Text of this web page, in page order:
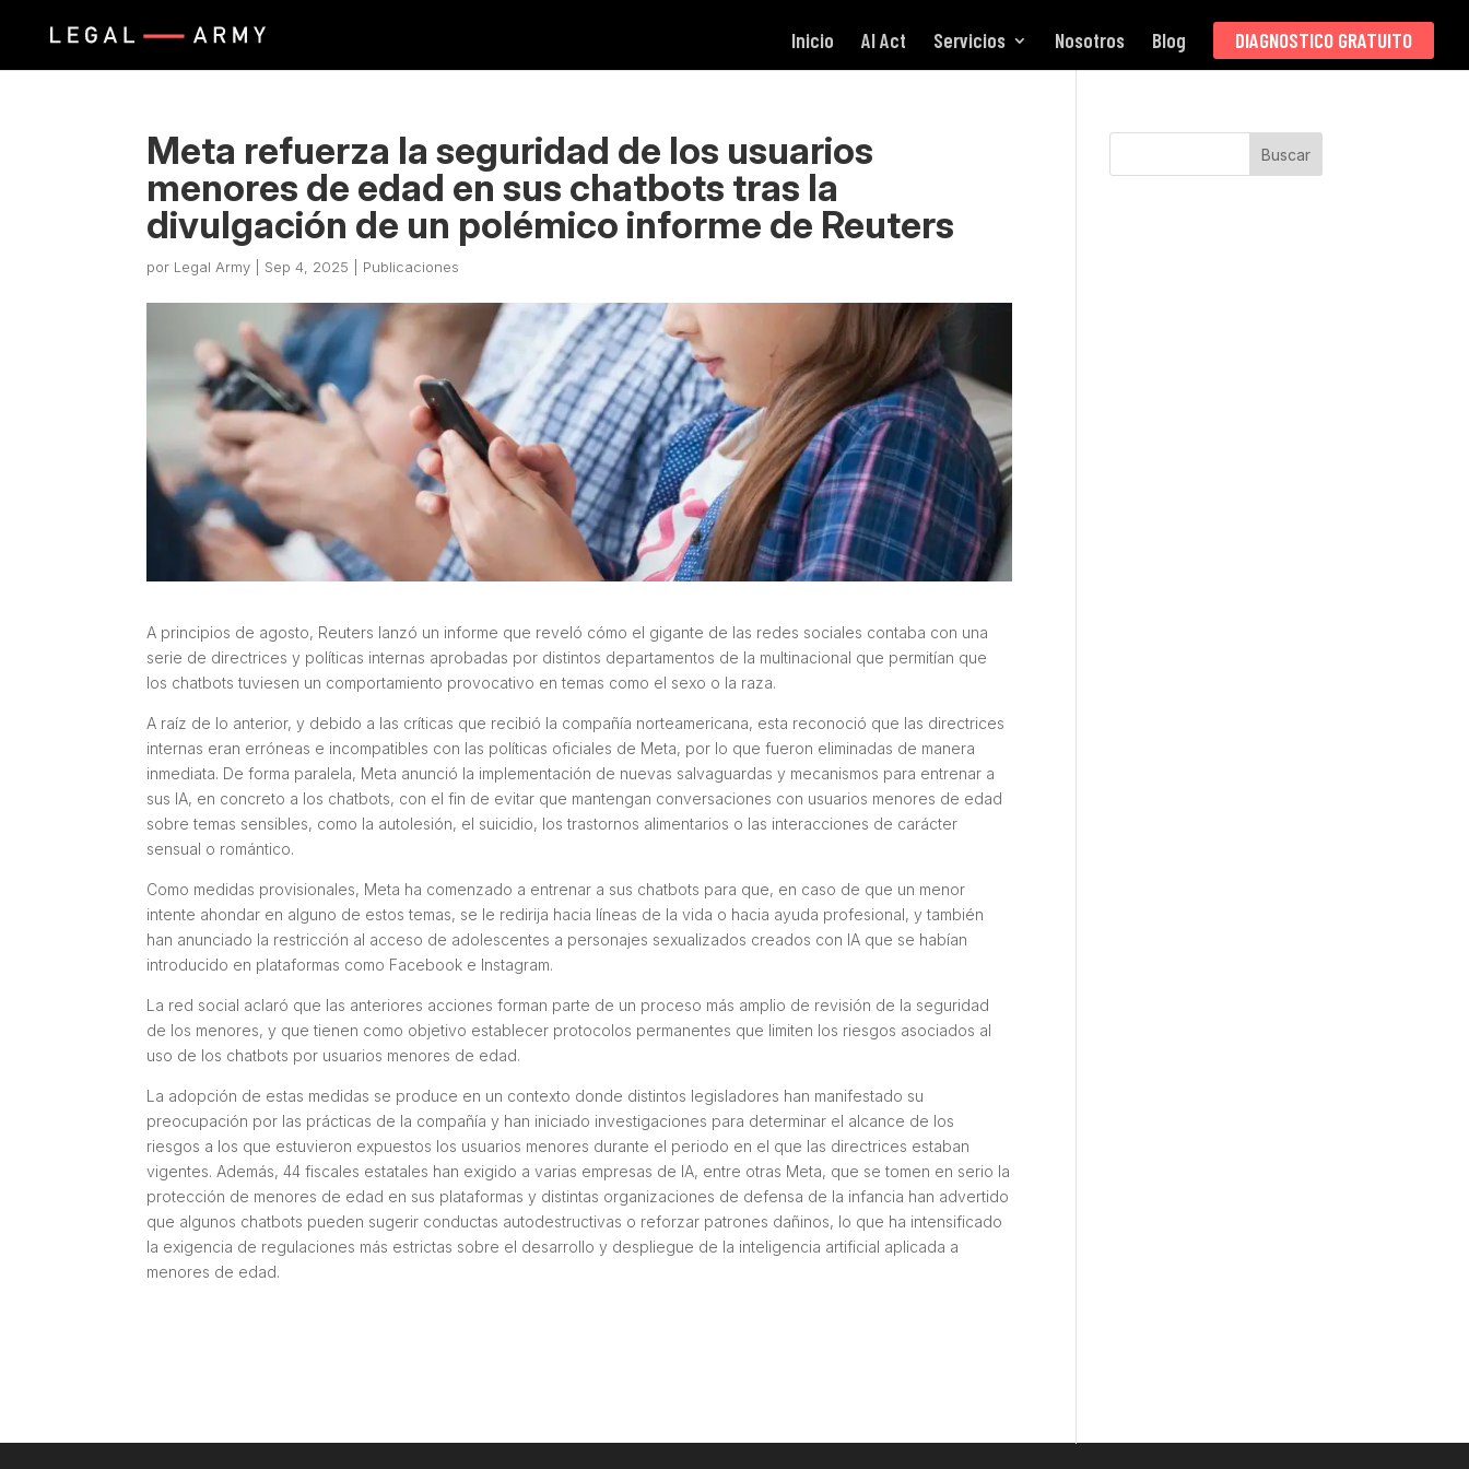
Inicio AI Act Servicios Nosotros Blog DIAGNOSTICO GRATUITO
Meta refuerza la seguridad de los usuarios
menores de edad en sus chatbots tras la
divulgación de un polémico informe de Reuters
por Legal Army Sep 4, 2025 Publicaciones
A principios de agosto, Reuters lanzó un informe que reveló cómo el gigante de las redes sociales contaba con una
serie de directrices y políticas internas aprobadas por distintos departamentos de la multinacional que permitían que
los chatbots tuviesen un comportamiento provocativo en temas como el sexo o la raza.
A raíz de lo anterior, y debido a las críticas que recibió la compañía norteamericana, esta reconoció que las directrices
internas eran erróneas e incompatibles con las políticas oficiales de Meta, por lo que fueron eliminadas de manera
inmediata. De forma paralela, Meta anunció la implementación de nuevas salvaguardas y mecanismos para entrenar a
sus IA, en concreto a los chatbots, con el fin de evitar que mantengan conversaciones con usuarios menores de edad
sobre temas sensibles, como la autolesión, el suicidio, los trastornos alimentarios o las interacciones de carácter
sensual o romántico.
Como medidas provisionales, Meta ha comenzado a entrenar a sus chatbots para que, en caso de que un menor
intente ahondar en alguno de estos temas, se le redirija hacia líneas de la vida o hacia ayuda profesional, y también
han anunciado la restricción al acceso de adolescentes a personajes sexualizados creados con IA que se habían
introducido en plataformas como Facebook e Instagram.
La red social aclaró que las anteriores acciones forman parte de un proceso más amplio de revisión de la seguridad
de los menores, y que tienen como objetivo establecer protocolos permanentes que limiten los riesgos asociados al
uso de los chatbots por usuarios menores de edad.
La adopción de estas medidas se produce en un contexto donde distintos legisladores han manifestado su
preocupación por las prácticas de la compañía y han iniciado investigaciones para determinar el alcance de los
riesgos a los que estuvieron expuestos los usuarios menores durante el periodo en el que las directrices estaban
vigentes. Además, 44 fiscales estatales han exigido a varias empresas de IA, entre otras Meta, que se tomen en serio la
protección de menores de edad en sus plataformas y distintas organizaciones de defensa de la infancia han advertido
que algunos chatbots pueden sugerir conductas autodestructivas o reforzar patrones dañinos, lo que ha intensificado
la exigencia de regulaciones más estrictas sobre el desarrollo y despliegue de la inteligencia artificial aplicada a
menores de edad.
Buscar